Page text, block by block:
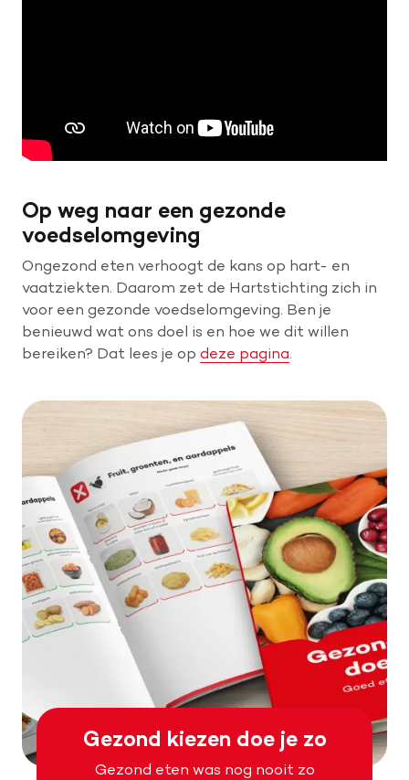
Op weg naar een gezonde
voedselomgeving
Ongezond eten verhoogt de kans op hart- en
vaatziekten. Daarom zet de Hartstichting zich in
voor een gezonde voedselomgeving. Ben je
benieuwd wat ons doel is en hoe we dit willen
bereiken? Dat lees je op deze pagina
Gezond kiezen doe je zo
Gezond eten was nog nooit zo